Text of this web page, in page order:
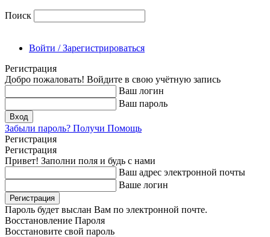
Поиск
Войти / Зарегистрироваться
Регистрация
Добро пожаловать! Войдите в свою учётную запись
Ваш логин
Ваш пароль
Забыли пароль? Получи Помощь
Регистрация
Регистрация
Привет! Заполни поля и будь с нами
Ваш адрес электронной почты
Ваше логин
Пароль будет выслан Вам по электронной почте.
Восстановление Пароля
Восстановите свой пароль